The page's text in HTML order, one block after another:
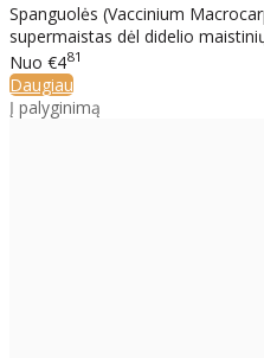
Spanguolės (Vaccinium
supermaistas dėl didelio
Nuo €481
Daugiau
Į palyginimą